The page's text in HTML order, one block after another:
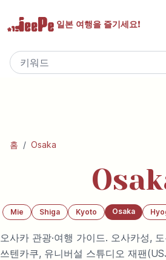
일본 여행을 즐기세요!
홈 / Osaka
Mie Shiga Kyoto Osaka
오사카 관광·여행 가이드. 오사카성,
쓰텐카쿠, 유니버설 스튜디오 재팬